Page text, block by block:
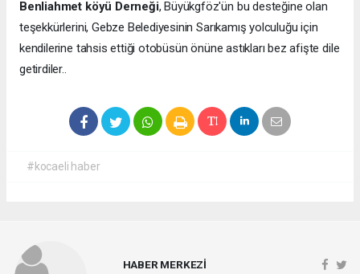
Benliahmet köyü Derneği, Büyükgföz'ün bu desteğine olan
teşekkürlerini, Gebze Belediyesinin Sarıkamış yolculuğu için
kendilerine tahsis ettiği otobüsün önüne astıkları bez afişte dile
getirdiler..
#kocaeli haber
HABER MERKEZİ